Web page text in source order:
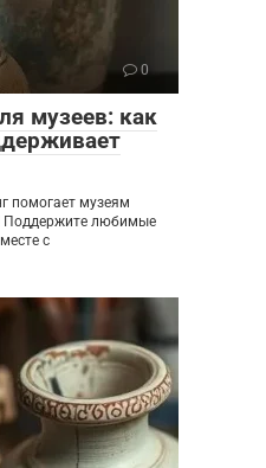
0
музеев: как
помогает музеям
Поддержите любимые
с